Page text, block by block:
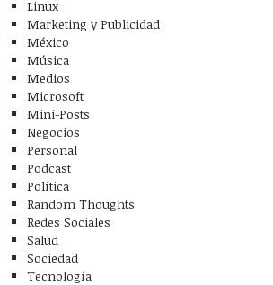
Linux
Marketing y Publicidad
México
Música
Medios
Microsoft
Mini-Posts
Negocios
Personal
Podcast
Política
Random Thoughts
Redes Sociales
Salud
Sociedad
Tecnología